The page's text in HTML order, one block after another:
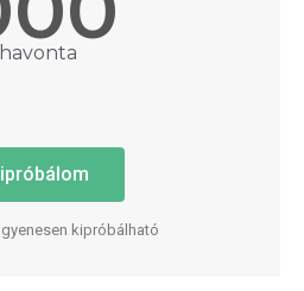
havonta
kipróbálható